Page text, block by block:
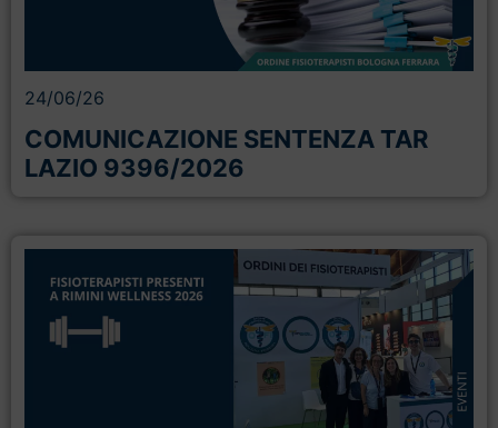
24/06/26
COMUNICAZIONE SENTENZA TAR
LAZIO 9396/2026